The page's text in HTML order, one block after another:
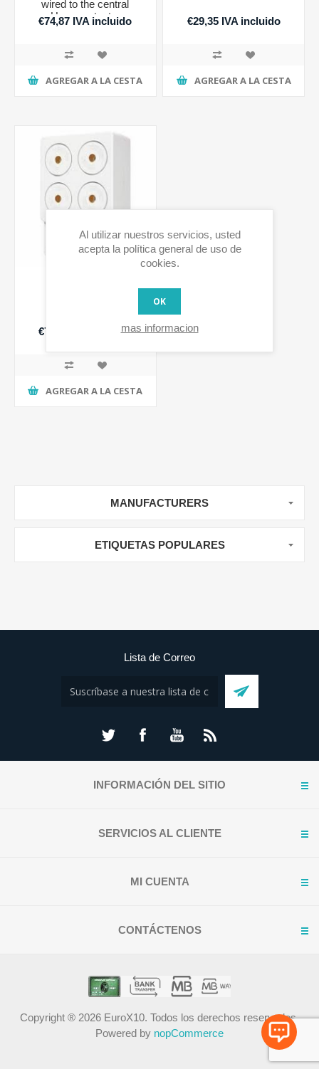
wired to the central
Homeprotector
€74,87 IVA incluido
AGREGAR A LA CESTA
€29,35 IVA incluido
AGREGAR A LA CESTA
€72,03 IVA incluido
AGREGAR A LA CESTA
MANUFACTURERS
ETIQUETAS POPULARES
Lista de Correo
INFORMACIÓN DEL SITIO
SERVICIOS AL CLIENTE
MI CUENTA
CONTÁCTENOS
Copyright ® 2026 EuroX10. Todos los derechos reservados.
Powered by nopCommerce
Al utilizar nuestros servicios, usted
acepta la política general de uso de
cookies.
OK
mas informacion